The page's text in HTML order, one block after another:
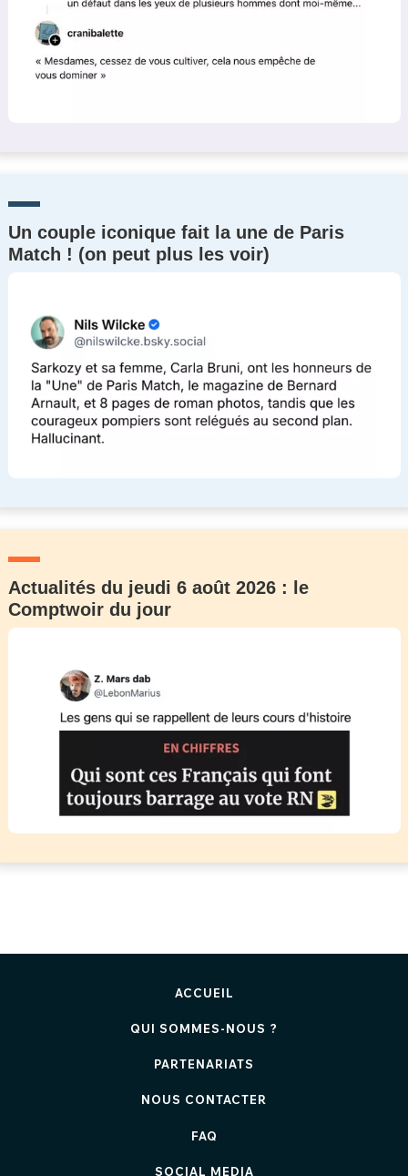
Un couple iconique fait la une de Paris
Match ! (on peut plus les voir)
Actualités du jeudi 6 août 2026 : le
Comptwoir du jour
ACCUEIL
QUI SOMMES-NOUS ?
PARTENARIATS
NOUS CONTACTER
FAQ
SOCIAL MEDIA